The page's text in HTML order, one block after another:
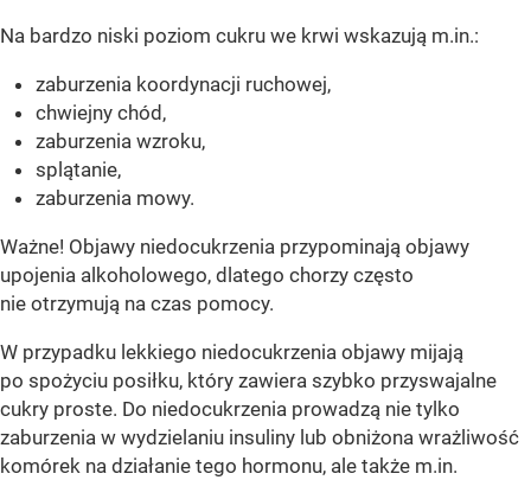
Na bardzo niski poziom cukru we krwi wskazują m.in.:
zaburzenia koordynacji ruchowej,
chwiejny chód,
zaburzenia wzroku,
splątanie,
zaburzenia mowy.
Ważne! Objawy niedocukrzenia przypominają objawy
upojenia alkoholowego, dlatego chorzy często
nie otrzymują na czas pomocy.
W przypadku lekkiego niedocukrzenia objawy mijają
po spożyciu posiłku, który zawiera szybko przyswajalne
cukry proste. Do niedocukrzenia prowadzą nie tylko
zaburzenia w wydzielaniu insuliny lub obniżona wrażliwość
komórek na działanie tego hormonu, ale także m.in.